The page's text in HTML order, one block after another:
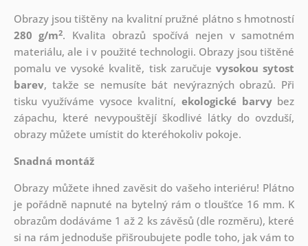
Obrazy jsou tištěny na kvalitní pružné plátno s hmotností
280 g/m2. Kvalita obrazů spočívá nejen v samotném
materiálu, ale i v použité technologii. Obrazy jsou tištěné
pomalu ve vysoké kvalitě, tisk zaručuje vysokou sytost
barev, takže se nemusíte bát nevýrazných obrazů. Při
tisku využíváme vysoce kvalitní,ekologické barvybez
zápachu, které nevypouštějí škodlivé látky do ovzduší,
obrazy můžete umístit do kteréhokoliv pokoje.
Snadná montáž
Obrazy můžete ihned zavěsit do vašeho interiéru! Plátno
je pořádně napnuté na bytelný rám o tloušťce 16 mm. K
obrazům dodáváme 1 až 2 ks závěsů (dle rozměru), které
si na rám jednoduše přišroubujete podle toho, jak vám to